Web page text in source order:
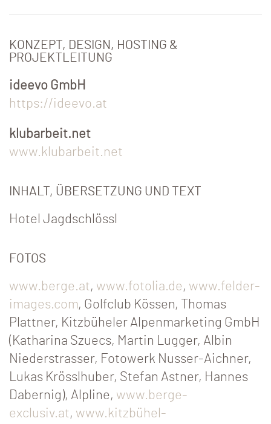
KONZEPT, DESIGN, HOSTING &
PROJEKTLEITUNG
ideevo GmbH
https://ideevo.at
klubarbeit.net
www.klubarbeit.net
INHALT, ÜBERSETZUNG UND TEXT
Hotel Jagdschlössl
FOTOS
www.berge.at, www.fotolia.de, www.felder-
images.com, Golfclub Kössen, Thomas
Plattner, Kitzbüheler Alpenmarketing GmbH
(Katharina Szuecs, Martin Lugger, Albin
Niederstrasser, Fotowerk Nusser-Aichner,
Lukas Krösslhuber, Stefan Astner, Hannes
Dabernig), Alpline, www.berge-
exclusiv.at, www.kitzbühel-